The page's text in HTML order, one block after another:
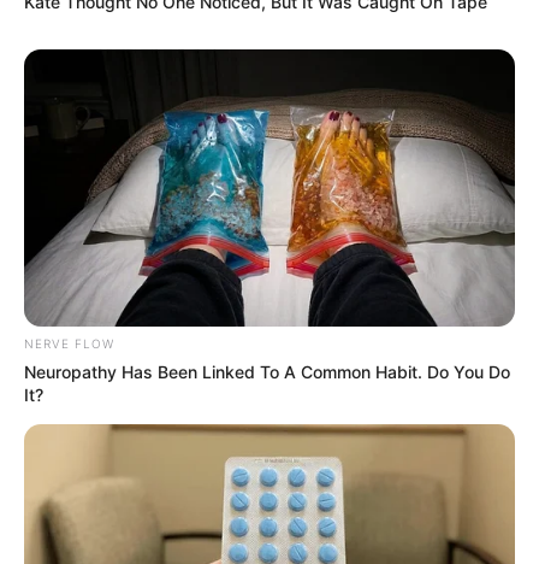
NERVE FLOW
Neuropathy Has Been Linked To A Common Habit. Do You Do
It?